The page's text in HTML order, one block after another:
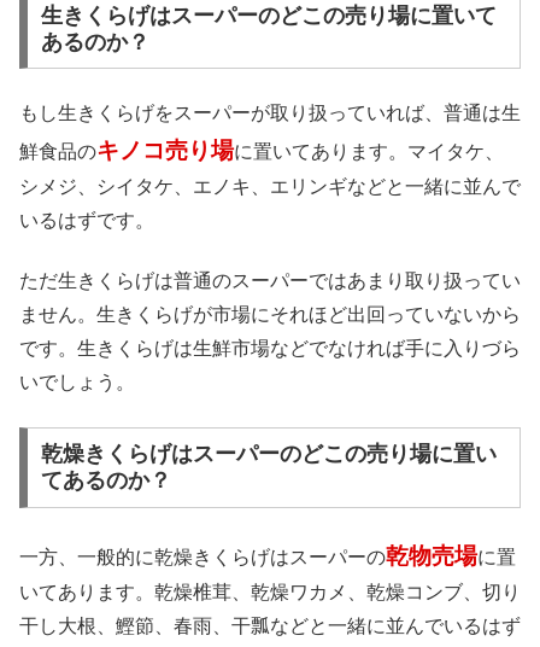
生きくらげはスーパーのどこの売り場に置いて
あるのか？
もし生きくらげをスーパーが取り扱っていれば、普通は生
鮮食品のキノコ売り場に置いてあります。マイタケ、
シメジ、シイタケ、エノキ、エリンギなどと一緒に並んで
いるはずです。
ただ生きくらげは普通のスーパーではあまり取り扱ってい
ません。生きくらげが市場にそれほど出回っていないから
です。生きくらげは生鮮市場などでなければ手に入りづら
いでしょう。
乾燥きくらげはスーパーのどこの売り場に置い
てあるのか？
一方、一般的に乾燥きくらげはスーパーの乾物売場に置
いてあります。乾燥椎茸、乾燥ワカメ、乾燥コンブ、切り
干し大根、鰹節、春雨、干瓢などと一緒に並んでいるはず